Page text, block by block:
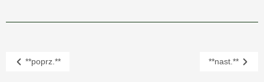
**poprz.** **nast.**